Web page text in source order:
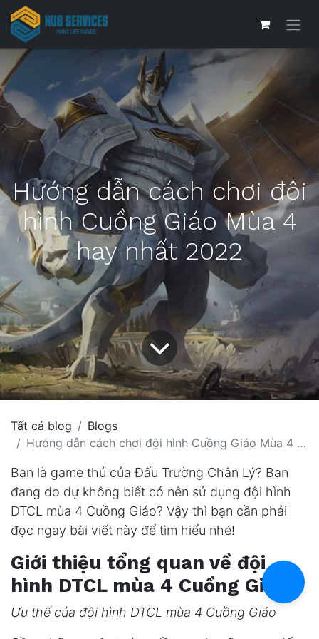
Hướng dẫn cách chơi đội
hình Cuồng Giáo Mùa 4
hay nhất 2022
Tất cả blog
Blogs
Hướng dẫn cách chơi đội hình Cuồng Giáo Mùa 4 hay nhất 2022
Bạn là game thủ của Đấu Trường Chân Lý? Bạn
đang do dự không biết có nên sử dụng đội hình
DTCL mùa 4 Cuồng Giáo? Vậy thì bạn cần phải
đọc ngay bài viết này để tìm hiểu nhé!
Giới thiệu tổng quan về đội
hình DTCL mùa 4 Cuồng Giáo
Ưu thế của đội hình DTCL mùa 4 Cuồng Giáo